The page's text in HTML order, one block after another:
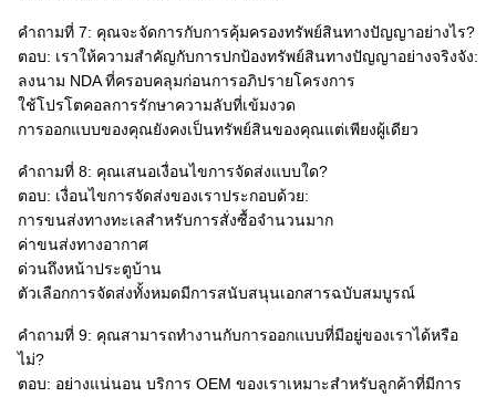
คำถามที่ 7: คุณจะจัดการกับการคุ้มครองทรัพย์สินทางปัญญาอย่างไร?​
ตอบ: เราให้ความสำคัญกับการปกป้องทรัพย์สินทางปัญญาอย่างจริงจัง:
ลงนาม NDA ที่ครอบคลุมก่อนการอภิปรายโครงการ
ใช้โปรโตคอลการรักษาความลับที่เข้มงวด
การออกแบบของคุณยังคงเป็นทรัพย์สินของคุณแต่เพียงผู้เดียว
คำถามที่ 8: คุณเสนอเงื่อนไขการจัดส่งแบบใด?
ตอบ: เงื่อนไขการจัดส่งของเราประกอบด้วย:
การขนส่งทางทะเลสำหรับการสั่งซื้อจำนวนมาก
ค่าขนส่งทางอากาศ
ด่วนถึงหน้าประตูบ้าน
ตัวเลือกการจัดส่งทั้งหมดมีการสนับสนุนเอกสารฉบับสมบูรณ์
คำถามที่ 9: คุณสามารถทำงานกับการออกแบบที่มีอยู่ของเราได้หรือ
ไม่?
ตอบ: อย่างแน่นอน บริการ OEM ของเราเหมาะสำหรับลูกค้าที่มีการ